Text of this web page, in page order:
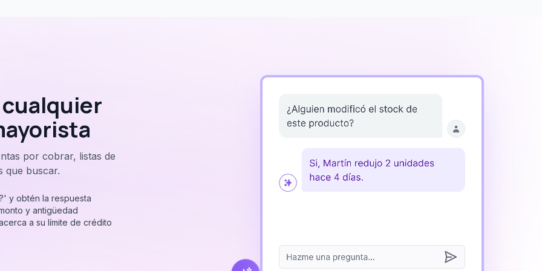
por cobrar, listas de
que buscar.
y obtén la respuesta
y antigüedad
a su límite de crédito